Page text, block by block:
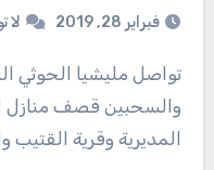
فبراير 28, 2019 لا
تواصل مليشيا الحوثي المتمركزة خلف الطاحون
والسحبين قصف منازل
المديرية وقرية